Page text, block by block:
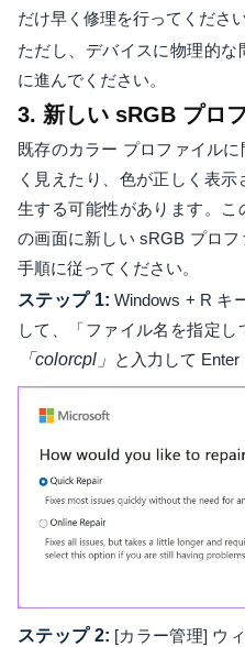
だけ早く修理を行ってください
ただし、デバイスに物理的
に進んでください。
3. 新しい sRGB プロ
既存のカラー プロファイル
く見えたり、色が正しく表
生する可能性があります。
の画面に新しい sRGB プロ
手順に従ってください。
ステップ 1: Windows + R キ
して、「ファイル名を指定し
「colorcpl」 と入力して Enter
ステップ 2: [カラー管理] ウ